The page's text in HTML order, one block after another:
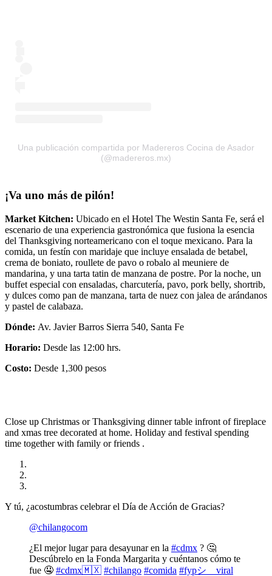
Una publicación compartida por Madereros Cocina de Asador
(@madereros.mx)
¡Va uno más de pilón!
Market Kitchen: Ubicado en el Hotel The Westin Santa Fe, será el
escenario de una experiencia gastronómica que fusiona la esencia
del Thanksgiving norteamericano con el toque mexicano. Para la
comida, un festín con maridaje que incluye ensalada de betabel,
crema de boniato, roullete de pavo o robalo al meuniere de
mandarina, y una tarta tatin de manzana de postre. Por la noche, un
buffet especial con ensaladas, charcutería, pavo, pork belly, shortrib,
y dulces como pan de manzana, tarta de nuez con jalea de arándanos
y pastel de calabaza.
Dónde: Av. Javier Barros Sierra 540, Santa Fe
Horario: Desde las 12:00 hrs.
Costo: Desde 1,300 pesos
Close up Christmas or Thanksgiving dinner table infront of fireplace
and xmas tree decorated at home. Holiday and festival spending
time together with family or friends .
Y tú, ¿acostumbras celebrar el Día de Acción de Gracias?
@chilangocom
¿El mejor lugar para desayunar en la #cdmx ? 🤔
Descúbrelo en la Fonda Margarita y cuéntanos cómo te
fue 🤤 #cdmx🇲🇽 #chilango #comida #fypシ゚viral